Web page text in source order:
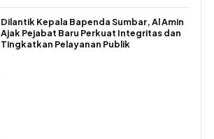
Dilantik Kepala Bapenda Sumbar, Al Amin
Ajak Pejabat Baru Perkuat Integritas dan
Tingkatkan Pelayanan Publik